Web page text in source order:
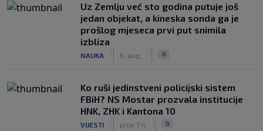
Uz Zemlju već sto godina putuje još
jedan objekat, a kineska sonda ga je
prošlog mjeseca prvi put snimila
izbliza
NAUKA 6. aug. 0
Ko ruši jedinstveni policijski sistem
FBiH? NS Mostar prozvala institucije
HNK, ZHK i Kantona 10
VIJESTI prije 7 h 0